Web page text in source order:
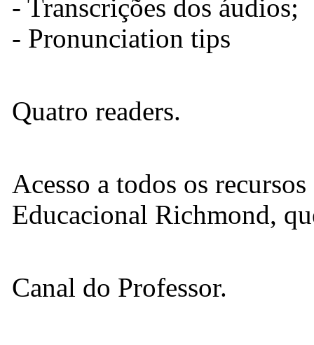
- Transcrições dos áudios;
- Pronunciation tips
Quatro readers.
Acesso a todos os
Educacional Richmond,
Canal do Professor.